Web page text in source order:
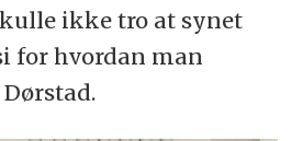
ikke tro at synet
for hvordan man